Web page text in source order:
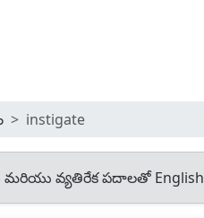
instigate
వ్యతిరేక పదాలతో English